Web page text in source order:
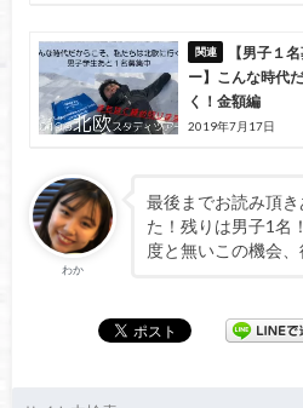
【男子１
ー】こんな時代
く！金額編
2019年7月17日
わか
最後までお読み頂
た！残りは男子1名
度と無いこの機会